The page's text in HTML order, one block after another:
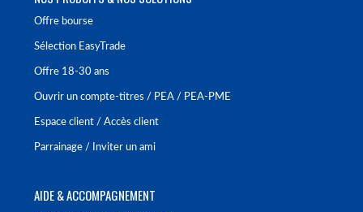
Offre bourse
Sélection EasyTrade
Offre 18-30 ans
Ouvrir un compte-titres / PEA / PEA-PME
Espace client / Accès client
Parrainage / Inviter un ami
AIDE & ACCOMPAGNEMENT